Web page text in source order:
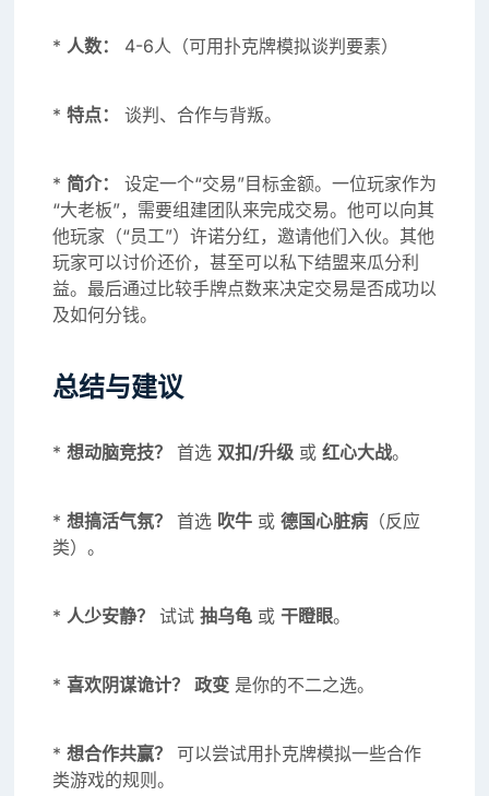
* 人数： 4-6人（可用扑克牌模拟谈判要素）
* 特点： 谈判、合作与背叛。
* 简介：
设定一个“交易”目标金额。一位玩家作为
“大老板”，需要组建团队来完成交易。他可以向其
他玩家（“员工”）许诺分红，邀请他们入伙。其他
玩家可以讨价还价，甚至可以私下结盟来瓜分利
益。最后通过比较手牌点数来决定交易是否成功以
及如何分钱。
总结与建议
* 想动脑竞技？ 首选 双扣/升级 或 红心大战。
* 想搞活气氛？ 首选 吹牛 或 德国心脏病 （反应
类）。
* 人少安静？ 试试 抽乌龟 或 干瞪眼。
* 喜欢阴谋诡计？ 政变 是你的不二之选。
* 想合作共赢？
可以尝试用扑克牌模拟一些合作
类游戏的规则。